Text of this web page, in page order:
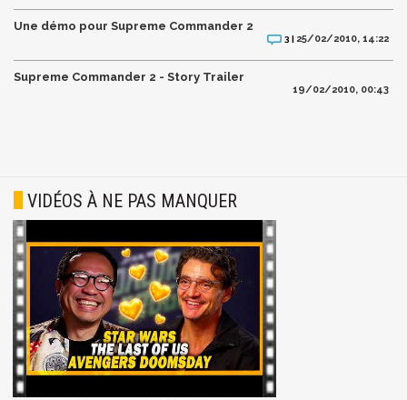
Une démo pour Supreme Commander 2
3 | 25/02/2010, 14:22
Supreme Commander 2 - Story Trailer
19/02/2010, 00:43
VIDÉOS À NE PAS MANQUER